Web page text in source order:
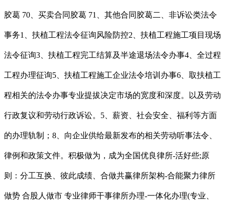
胶葛 70、买卖合同胶葛 71、其他合同胶葛二、非诉讼类法令
事务1、扶植工程法令征询风险防控2、扶植工程施工项目现场
法令征询3、扶植工程完工结算及半途退场法令办事4、全过程
工程办理征询5、扶植工程施工企业法令培训办事6、取扶植工
程相关的法令办事专业提拔决定市场的宽度和深度。以及劳动
行政复议和劳动行政诉讼。5、薪资、社会安全、福利等方面
的办理轨制；8、向企业供给最新发布的相关劳动听事法令、
律例和政策文件。积极做为，成为全国优良律所-活好些;原
则：分工互换、彼此成绩、合做共赢律所架构-合能聚力律所
做势 合股人做市 专业律师干事律所办理-一体化办理(专业、